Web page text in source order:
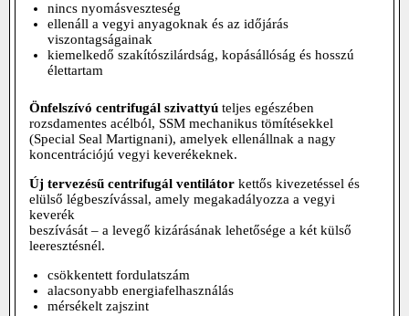
nincs nyomásveszteség
ellenáll a vegyi anyagoknak és az időjárás
viszontagságainak
kiemelkedő szakítószilárdság, kopásállóság és hosszú
élettartam
Önfelszívó centrifugál szivattyú teljes egészében
rozsdamentes acélból, SSM mechanikus tömítésekkel
(Special Seal Martignani), amelyek ellenállnak a nagy
koncentrációjú vegyi keverékeknek.
Új tervezésű centrifugál ventilátor kettős kivezetéssel és
elülső légbeszívással, amely megakadályozza a vegyi
keverék
beszívását – a levegő kizárásának lehetősége a két külső
leeresztésnél.
csökkentett fordulatszám
alacsonyabb energiafelhasználás
mérsékelt zajszint